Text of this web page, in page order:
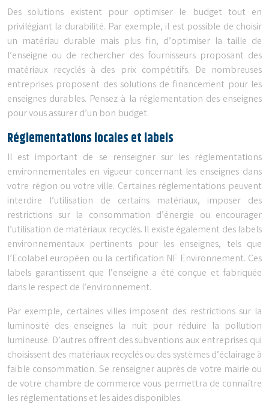
Des solutions existent pour optimiser le budget tout en
privilégiant la durabilité. Par exemple, il est possible de choisir
un matériau durable mais plus fin, d’optimiser la taille de
l’enseigne ou de rechercher des fournisseurs proposant des
matériaux recyclés à des prix compétitifs. De nombreuses
entreprises proposent des solutions de financement pour les
enseignes durables. Pensez à la réglementation des enseignes
pour vous assurer d’un bon budget.
Réglementations locales et labels
Il est important de se renseigner sur les réglementations
environnementales en vigueur concernant les enseignes dans
votre région ou votre ville. Certaines réglementations peuvent
interdire l’utilisation de certains matériaux, imposer des
restrictions sur la consommation d’énergie ou encourager
l’utilisation de matériaux recyclés. Il existe également des labels
environnementaux pertinents pour les enseignes, tels que
l’Ecolabel européen ou la certification NF Environnement. Ces
labels garantissent que l’enseigne a été conçue et fabriquée
dans le respect de l’environnement.
Par exemple, certaines villes imposent des restrictions sur la
luminosité des enseignes la nuit pour réduire la pollution
lumineuse. D’autres offrent des subventions aux entreprises qui
choisissent des matériaux recyclés ou des systèmes d’éclairage à
faible consommation. Se renseigner auprès de votre mairie ou
de votre chambre de commerce vous permettra de connaître
les réglementations et les aides disponibles.